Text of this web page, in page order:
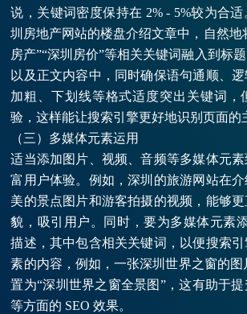
说，关键词密度保持在 2% - 5%较为合
圳房地产网站的楼盘介绍文章中，自然地
房产”“深圳房价”等相关关键词融入到标
以及正文内容中，同时确保语句通顺、
加粗、下划线等格式适度突出关键词，
验，这样能让搜索引擎更好地识别页面的
（三）多媒体元素运用
适当添加图片、视频、音频等多媒体元
富用户体验。例如，深圳的旅游网站在
美的景点图片和游客拍摄的视频，能够
貌，吸引用户。同时，要为多媒体元素
描述，其中包含相关关键词，以便搜索
素的内容，例如，一张深圳世界之窗的图
置为“深圳世界之窗全景图”，这有助于
等方面的 SEO 效果。